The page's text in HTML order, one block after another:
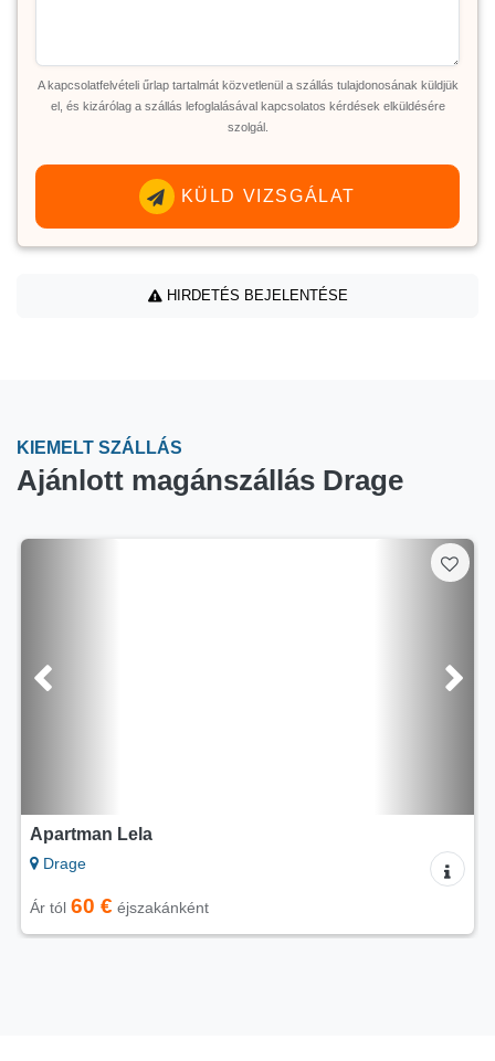
A kapcsolatfelvételi űrlap tartalmát közvetlenül a szállás tulajdonosának küldjük
el, és kizárólag a szállás lefoglalásával kapcsolatos kérdések elküldésére
szolgál.
KÜLD VIZSGÁLAT
HIRDETÉS BEJELENTÉSE
KIEMELT SZÁLLÁS
Ajánlott magánszállás Drage
Mobilház Mobhome Benita
Drage
Ár tól 140 €éjszakánként